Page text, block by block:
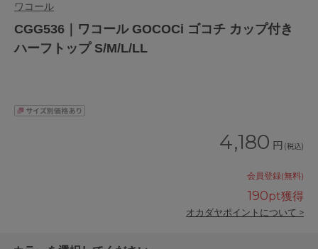
ワコール
CGG536｜ワコール GOCOCi ゴコチ カップ付き
ハーフトップ S/M/L/LL
4,180 円 (税込)
会員登録(無料)
190pt獲得
オカダヤポイントについて >